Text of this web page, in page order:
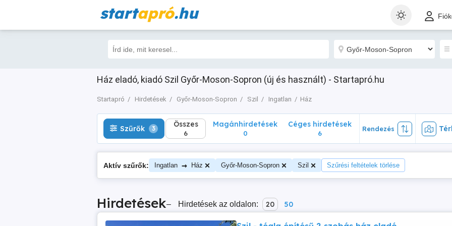
startapró.hu
Ház eladó, kiadó Szil Győr-Moson-Sopron (új és használt) - Startapró.hu
Startapró Hirdetések Győr-Moson-Sopron Szil Ingatlan Ház
Szűrők 3 Összes
6
Szűrők 3 Összes
6
Magánhirdetések
0
Céges hirdetések
6
Rendezés
Aktív szűrők: Ingatlan → Ház Győr-Moson-Sopron Szil Szűrési feltételek törlése
Hirdetések– Hirdetések az oldalon: 20 50